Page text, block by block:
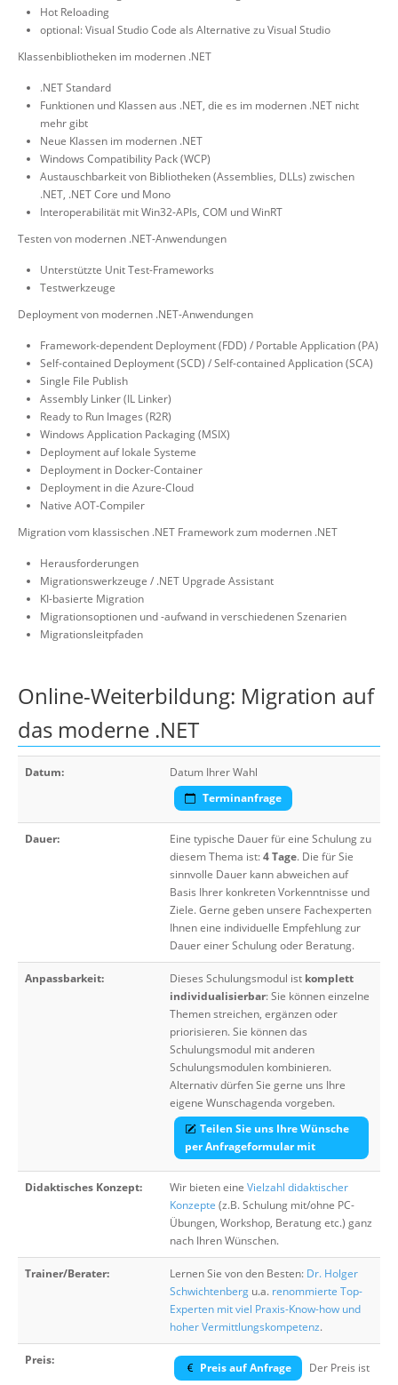
Hot Reloading
optional: Visual Studio Code als Alternative zu Visual Studio
Klassenbibliotheken im modernen .NET
.NET Standard
Funktionen und Klassen aus .NET, die es im modernen .NET nicht
mehr gibt
Neue Klassen im modernen .NET
Windows Compatibility Pack (WCP)
Austauschbarkeit von Bibliotheken (Assemblies, DLLs) zwischen
.NET, .NET Core und Mono
Interoperabilität mit Win32-APIs, COM und WinRT
Testen von modernen .NET-Anwendungen
Unterstützte Unit Test-Frameworks
Testwerkzeuge
Deployment von modernen .NET-Anwendungen
Framework-dependent Deployment (FDD) / Portable Application (PA)
Self-contained Deployment (SCD) / Self-contained Application (SCA)
Single File Publish
Assembly Linker (IL Linker)
Ready to Run Images (R2R)
Windows Application Packaging (MSIX)
Deployment auf lokale Systeme
Deployment in Docker-Container
Deployment in die Azure-Cloud
Native AOT-Compiler
Migration vom klassischen .NET Framework zum modernen .NET
Herausforderungen
Migrationswerkzeuge / .NET Upgrade Assistant
KI-basierte Migration
Migrationsoptionen und -aufwand in verschiedenen Szenarien
Migrationsleitpfaden
Online-Weiterbildung: Migration auf
das moderne .NET
Datum:
Datum Ihrer Wahl
Terminanfrage
Dauer:
Eine typische Dauer für eine Schulung zu
diesem Thema ist:4 Tage. Die für Sie
sinnvolle Dauer kann abweichen auf
Basis Ihrer konkreten Vorkenntnisse und
Ziele. Gerne geben unsere Fachexperten
Ihnen eine individuelle Empfehlung zur
Dauer einer Schulung oder Beratung.
Anpassbarkeit: Dieses Schulungsmodul ist komplett
individualisierbar: Sie können einzelne
Themen streichen, ergänzen oder
priorisieren. Sie können das
Schulungsmodul mit anderen
Schulungsmodulen kombinieren.
Alternativ dürfen Sie gerne uns Ihre
eigene Wunschagenda vorgeben.
Teilen Sie uns Ihre Wünsche
per Anfrageformular mit
Didaktisches Konzept: Wir bieten eine Vielzahl didaktischer
Konzepte (z.B. Schulung mit/ohne PC-
Übungen, Workshop, Beratung etc.) ganz
nach Ihren Wünschen.
Trainer/Berater: Lernen Sie von den Besten: Dr. Holger
Schwichtenberg u.a. renommierte Top-
Experten mit viel Praxis-Know-how und
hoher Vermittlungskompetenz.
Preis:
Preis auf Anfrage
Der Preis ist